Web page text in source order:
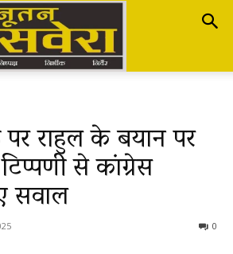
राहुल के बयान पर
से कांग्रेस
सवाल
0